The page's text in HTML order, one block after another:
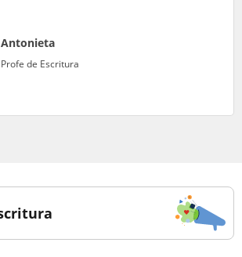
Antonieta
Profe de Escritura